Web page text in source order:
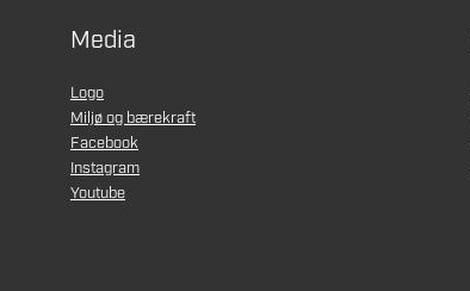
Media
Logo
Miljø og bærekraft
Facebook
Instagram
Youtube